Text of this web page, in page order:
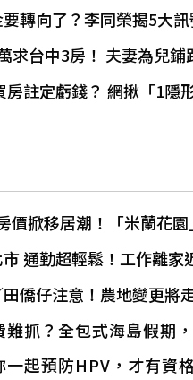
轉向了？李同榮揭5大
求台中3房！ 夫妻為兒
房註定虧錢？ 網揪「1隱
價掀移居潮！「米蘭花
通勤超輕鬆！工作離家
僑仔注意！農地變更將
難抓？全包式海島假期
一起預防HPV，才有資